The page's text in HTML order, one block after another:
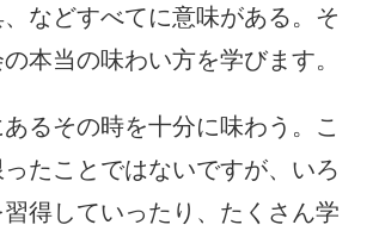
などすべてに意味がある。そ
本当の味わい方を学びます。
るその時を十分に味わう。こ
たことではないですが、いろ
得していったり、たくさん学